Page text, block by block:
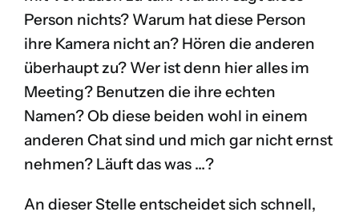
Person nichts? Warum hat diese Person
ihre Kamera nicht an? Hören die anderen
überhaupt zu? Wer ist denn hier alles im
Meeting? Benutzen die ihre echten
Namen? Ob diese beiden wohl in einem
anderen Chat sind und mich gar nicht ernst
nehmen? Läuft das was …?
An dieser Stelle entscheidet sich schnell,